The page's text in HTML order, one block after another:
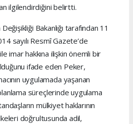
ilgilendirdiğini belirtti.
Bakanlığı tarafından 11
sayılı Resmî Gazete’de
imar hakkına ilişkin önemli bir
ifade eden Peker,
uygulamada yaşanan
süreçlerinde uygulama
mülkiyet haklarının
doğrultusunda adil,